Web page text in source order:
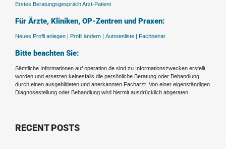
Erstes Beratungsgespräch Arzt-Patient
Für Ärzte, Kliniken, OP-Zentren und Praxen:
Neues Profil anlegen | Profil ändern | Autorenliste | Fachbeirat
Bitte beachten Sie:
Sämtliche Informationen auf operation.de sind zu Informationszwecken erstellt
worden und ersetzen keinesfalls die persönliche Beratung oder Behandlung
durch einen ausgebildeten und anerkannten Facharzt. Von einer eigenständigen
Diagnosestellung oder Behandlung wird hiermit ausdrücklich abgeraten.
RECENT POSTS